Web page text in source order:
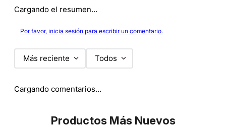
Cargando el resumen…
Por favor, inicia sesión para escribir un comentario.
Más reciente Todos
Cargando comentarios…
Productos Más Nuevos